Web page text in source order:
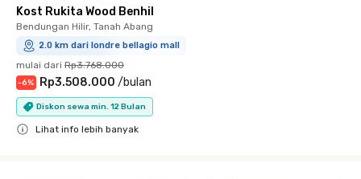
Kost Rukita Wood Benhil
Bendungan Hilir, Tanah Abang
2.0 km dari londre bellagio mall
mulai dari Rp3.768.000
-6% Rp3.508.000 /bulan
Diskon sewa min. 12 Bulan
Lihat info lebih banyak